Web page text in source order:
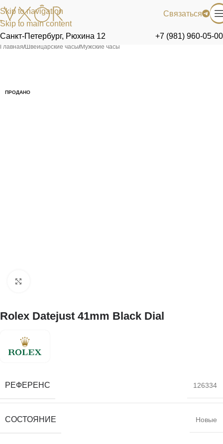
Skip to navigation
Skip to main content
Связаться
Санкт-Петербург, Рюхина 12 +7 (981) 960-05-00
Главная/Швейцарские часы/Мужские часы
ПРОДАНО
Rolex Datejust 41mm Black Dial
РЕФЕРЕНС 126334
СОСТОЯНИЕ Новые